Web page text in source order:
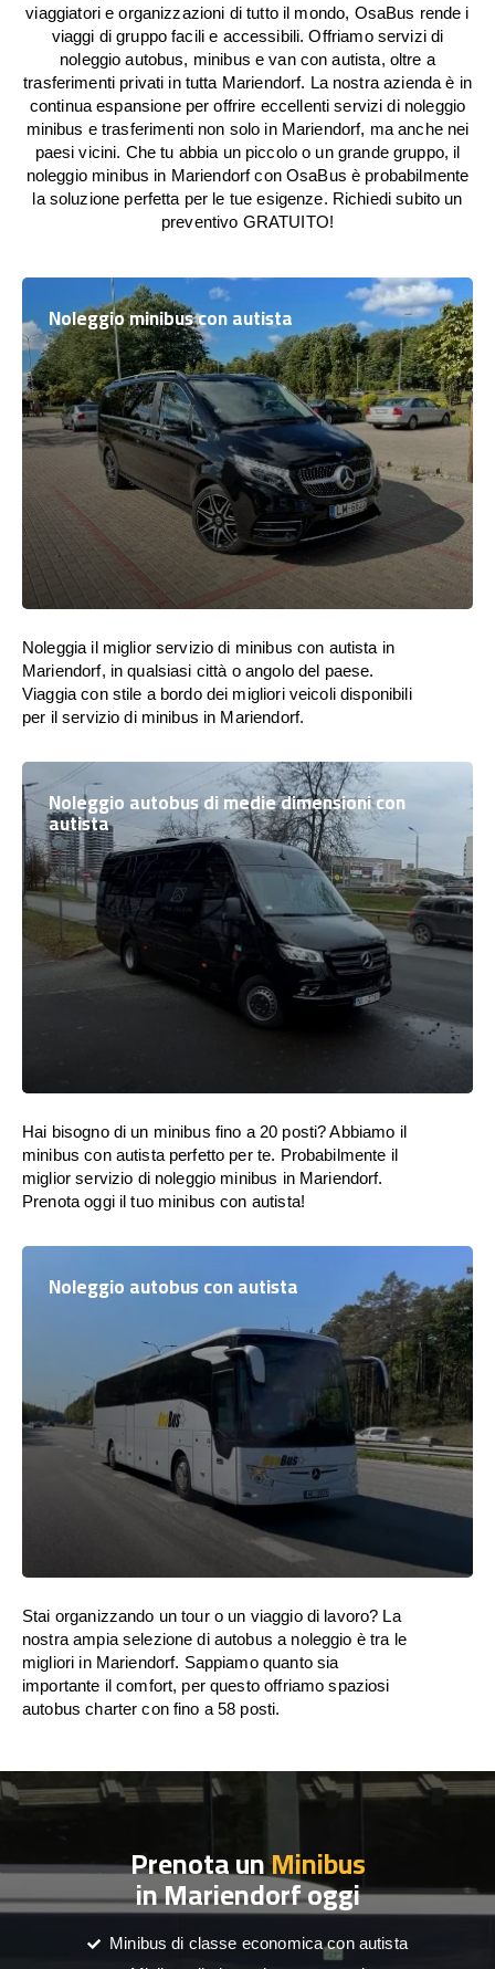
viaggiatori e organizzazioni di tutto il mondo, OsaBus rende i
viaggi di gruppo facili e accessibili. Offriamo servizi di
noleggio autobus, minibus e van con autista, oltre a
trasferimenti privati in tutta Mariendorf. La nostra azienda è in
continua espansione per offrire eccellenti servizi di noleggio
minibus e trasferimenti non solo in Mariendorf, ma anche nei
paesi vicini. Che tu abbia un piccolo o un grande gruppo, il
noleggio minibus in Mariendorf con OsaBus è probabilmente
la soluzione perfetta per le tue esigenze. Richiedi subito un
preventivo GRATUITO!
Noleggio minibus con autista
Noleggia il miglior servizio di minibus con autista in
Mariendorf, in qualsiasi città o angolo del paese.
Viaggia con stile a bordo dei migliori veicoli disponibili
per il servizio di minibus in Mariendorf.
Noleggio autobus di medie dimensioni con
autista
Hai bisogno di un minibus fino a 20 posti? Abbiamo il
minibus con autista perfetto per te. Probabilmente il
miglior servizio di noleggio minibus in Mariendorf.
Prenota oggi il tuo minibus con autista!
Noleggio autobus con autista
Stai organizzando un tour o un viaggio di lavoro? La
nostra ampia selezione di autobus a noleggio è tra le
migliori in Mariendorf. Sappiamo quanto sia
importante il comfort, per questo offriamo spaziosi
autobus charter con fino a 58 posti.
Prenota unMinibus
in Mariendorf oggi
Minibus di classe economica con autista